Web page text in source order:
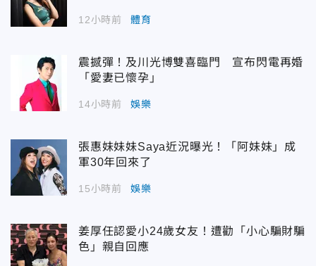
12小時前 體育
震撼彈！及川光博雙喜臨門 宣布閃電再婚
「愛妻已懷孕」
14小時前 娛樂
張惠妹妹妹Saya近況曝光！「阿妹妹」成
軍30年回來了
15小時前 娛樂
姜厚任認愛小24歲女友！遭勸「小心騙財騙
色」親自回應